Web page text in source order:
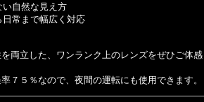
自然な見え方
日常まで幅広く対応
両立した、ワンランク上のレンズをぜひご体感
７５％なので、 夜間の運転にも使用できます。